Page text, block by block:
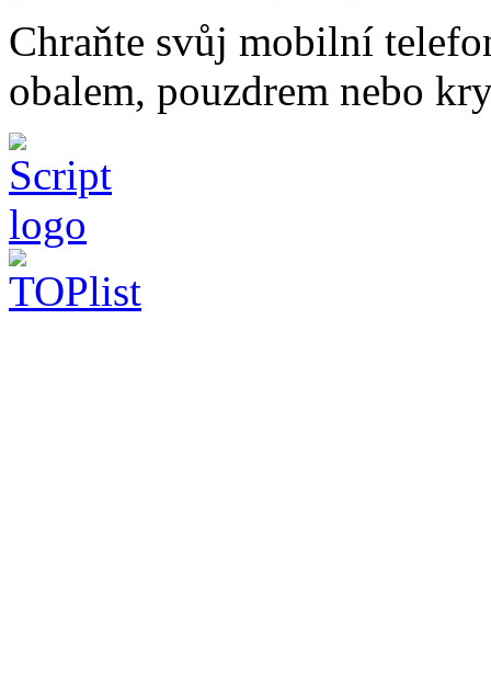
Chraňte svůj mobilní
obalem, pouzdrem nebo